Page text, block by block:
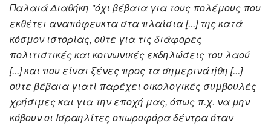
Παλαιά Διαθήκη "όχι βέβαια για τους πολέμους που
εκθέτει αναπόφευκτα στα πλαίσια [...] της κατά
κόσμον ιστορίας, ούτε για τις διάφορες
πολιτιστικές και κοινωνικές εκδηλώσεις του λαού
[...] και που είναι ξένες προς τα σημερινά ήθη [...]
ούτε βέβαια γιατί παρέχει οικολογικές συμβουλές
χρήσιμες και για την εποχή μας, όπως π.χ. να μην
κόβουν οι Ισραηλίτες οπωροφόρα δέντρα όταν